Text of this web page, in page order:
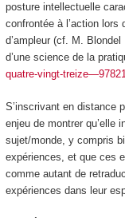
posture intellectuelle
confrontée à l’action
d’ampleur (cf. M.
d’une science de la
quatre-vingt-
S’inscrivant en distance
enjeu de montrer qu’elle
sujet/monde, y compris
expériences, et que ces
comme autant de
expériences dans leur